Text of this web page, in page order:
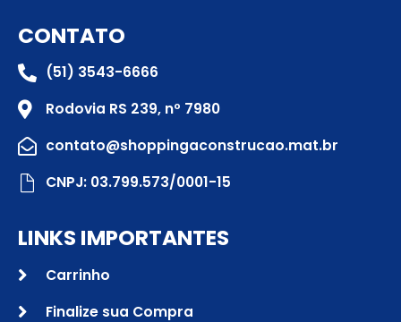
CONTATO
(51) 3543-6666
Rodovia RS 239, nº 7980
contato@shoppingaconstrucao.mat.br
CNPJ: 03.799.573/0001-15
LINKS IMPORTANTES
Carrinho
Finalize sua Compra